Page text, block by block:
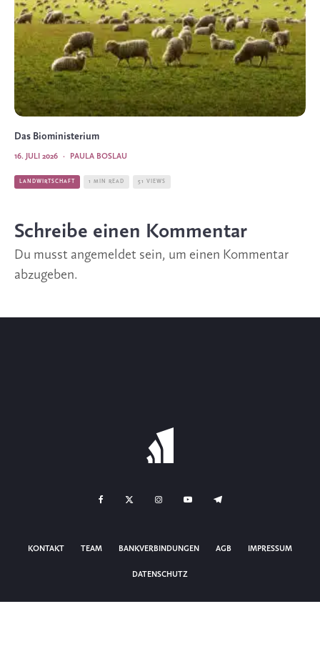
Das Bioministerium
PAULA BOSLAU
·
16. JULI 2026
LANDWIRTSCHAFT 1 MIN READ 51 VIEWS
Schreibe einen Kommentar
Du musst angemeldet sein, um einen Kommentar
abzugeben.
KONTAKT TEAM BANKVERBINDUNGEN AGB IMPRESSUM
DATENSCHUTZ